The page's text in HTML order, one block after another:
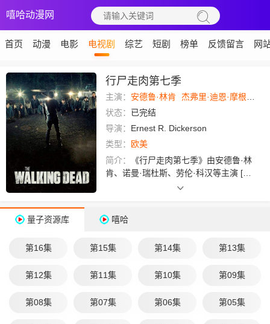
嘻哈动漫网
首页 动漫 电影 电视剧 综艺 短剧 榜单 反馈留言 网
行尸走肉第七季
主演： 安德鲁·林肯 杰弗里·迪恩·摩根
状态： 已完结
导演： Ernest R. Dickerson
类型：
欧美
简介：
《行尸走肉第七季》由安德鲁·林
肯、诺曼·瑞杜斯、劳伦·科汉等主演 [1]
。本季瑞克、弩哥等人经历了尼根的残
月23日，在AMC电视网首播 [2] 。第七
9集（下部）于2017年2月13日播出。
量子资源库 嘻哈
第16集 第15集 第14集 第13集
第12集 第11集 第10集 第09集
第08集 第07集 第06集 第05集